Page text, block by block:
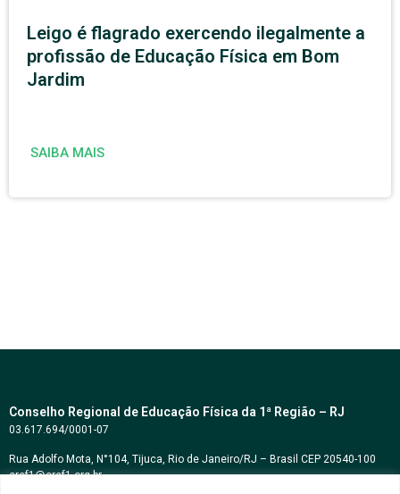
Leigo é flagrado exercendo ilegalmente a
profissão de Educação Física em Bom
Jardim
SAIBA MAIS
Conselho Regional de Educação Física da 1ª Região – RJ
03.617.694/0001-07
Rua Adolfo Mota, N°104, Tijuca, Rio de Janeiro/RJ – Brasil CEP 20540-100
cref1@cref1.org.br